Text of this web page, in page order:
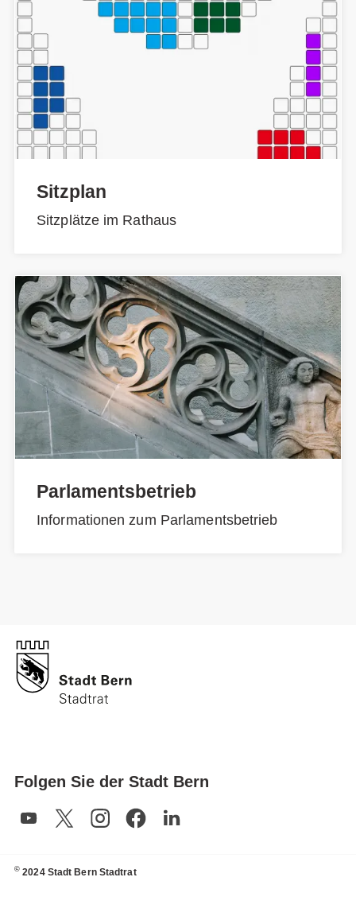
Sitzplan
Sitzplätze im Rathaus
Parlamentsbetrieb
Informationen zum Parlamentsbetrieb
Folgen Sie der Stadt Bern
© 2024 Stadt Bern Stadtrat